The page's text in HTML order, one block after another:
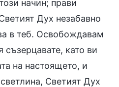
начин; прави
Дух незабавно
в теб. Освобождавам
съзерцавате, като ви
на настоящето, и
Светият Дух